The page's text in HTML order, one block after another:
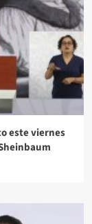
este viernes